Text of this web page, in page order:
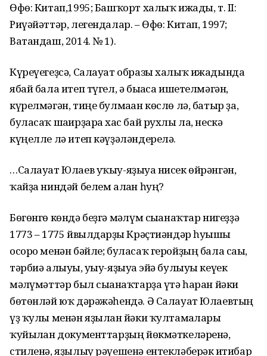
Өфө: Китап,1995; Башҡорт халыҡ ижады, т. II:
Риүәйәттәр, легендалар. – Өфө: Китап, 1997;
Ватандаш, 2014. № 1).
Күреүегеҙсә, Салауат образы халыҡ ижадында
ябай бала итеп түгел, ә бығаса ишетелмәгән,
күрелмәгән, тиңе булмаған көслө лә, батыр ҙа,
буласаҡ шағирҙарға хас бай рухлы ла, нескә
күңелле лә итеп кәүҙәләндерелә.
…Салауат Юлаев уҡыу-яҙыуға нисек өйрәнгән,
ҡайҙа ниндәй белем алған һуң?
Бөгөнгө көндә беҙгә мәғлүм сығанаҡтар нигеҙҙә
1773 – 1775 йвылдарҙғы Крәҫтиән­дәр һуғышы
осоро менән бәйле; буласаҡ геройҙың бала сағы,
тәрбиә алыуы, уғыу-яҙыуға эйә булыуы кеүек
мәғлүмәттәр был сығанаҡтарҙа үтә һаран йәки
бөтөнләй юҡ дәрәжәһендә. Ә Сала­уат Юлаевтың
үҙ ҡулы менән яҙылған йәки ҡултамғалары
ҡуйылған документтарҙың йөкмәткеләренә,
стиленә, яҙылыу рәүешенә ентекләберәк иғтибар